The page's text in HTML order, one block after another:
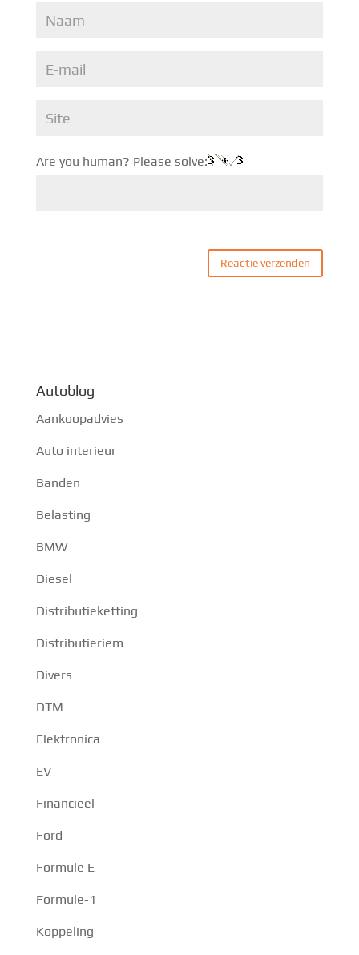
Are you human? Please solve:
Autoblog
Aankoopadvies
Auto interieur
Banden
Belasting
BMW
Diesel
Distributieketting
Distributieriem
Divers
DTM
Elektronica
EV
Financieel
Ford
Formule E
Formule-1
Koppeling